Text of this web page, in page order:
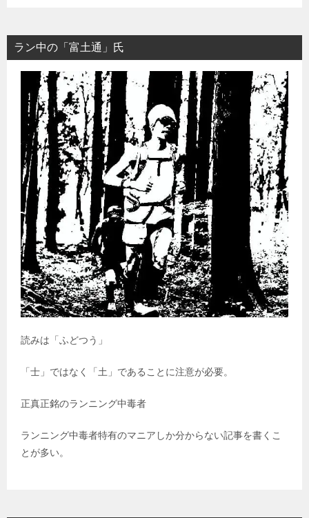
ラン中の「富土通」氏
読みは「ふどつう」
「士」ではなく「土」であることに注意が必要。
正真正銘のランニング中毒者
ランニング中毒者特有のマニアしか分からない記事を書くこ
とが多い。